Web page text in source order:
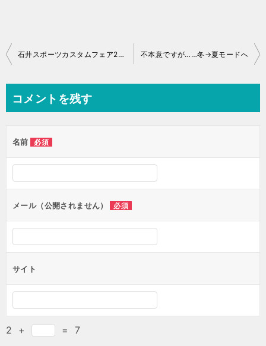
投
ビ
ー
シ
ョ
ン
石井スポーツカスタムフェア2020は中止…… 不本意ですが……冬→夏モードへ
コメントを残す
名前 必須
メール（公開されません） 必須
サイト
2 + = 7